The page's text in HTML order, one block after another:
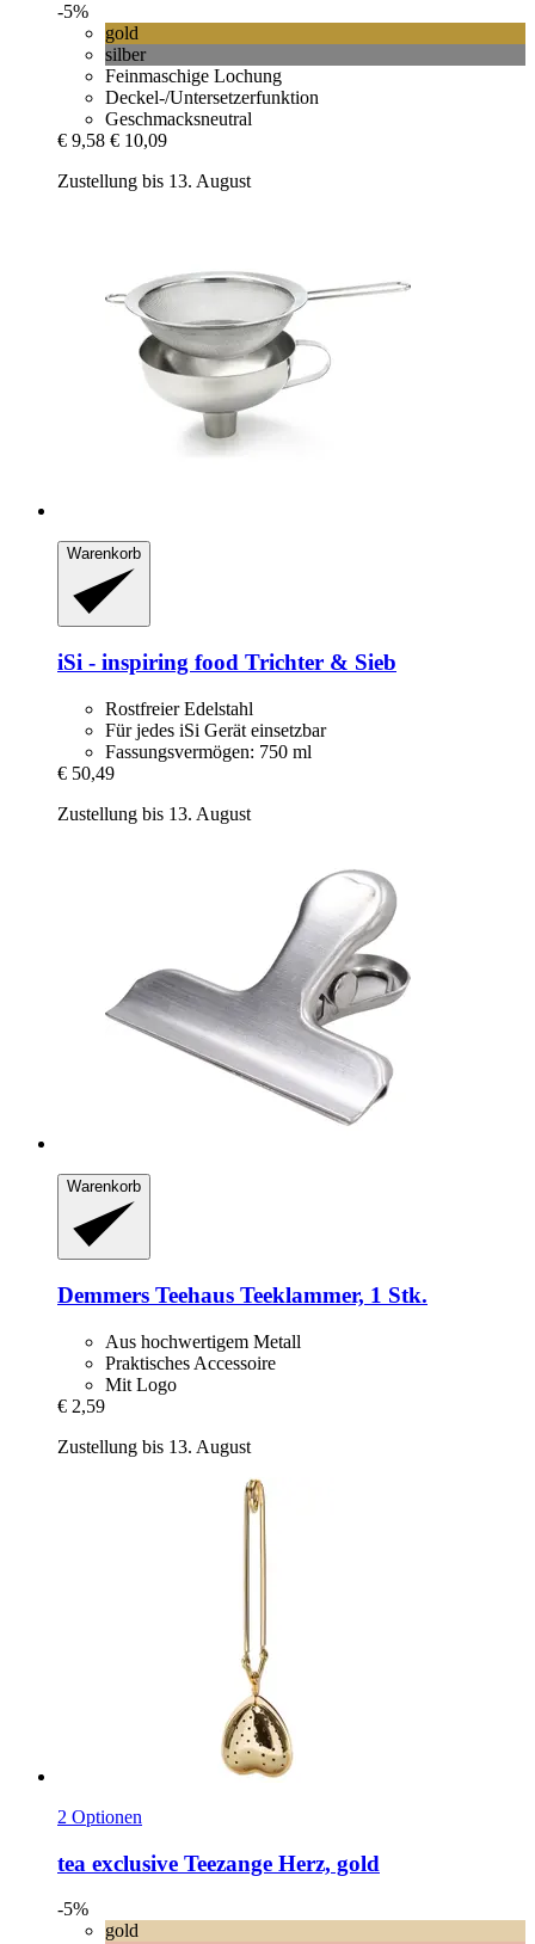
-5%
gold
silber
Feinmaschige Lochung
Deckel-/Untersetzerfunktion
Geschmacksneutral
€ 9,58 € 10,09
Zustellung bis 13. August
Warenkorb
iSi - inspiring food Trichter & Sieb
Rostfreier Edelstahl
Für jedes iSi Gerät einsetzbar
Fassungsvermögen: 750 ml
€ 50,49
Zustellung bis 13. August
Warenkorb
Demmers Teehaus Teeklammer, 1 Stk.
Aus hochwertigem Metall
Praktisches Accessoire
Mit Logo
€ 2,59
Zustellung bis 13. August
2 Optionen
tea exclusive Teezange Herz, gold
-5%
gold